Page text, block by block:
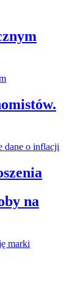
na